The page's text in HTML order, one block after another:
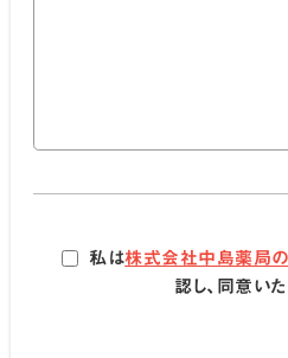
私は株式会社中島薬局
認し、同意いた